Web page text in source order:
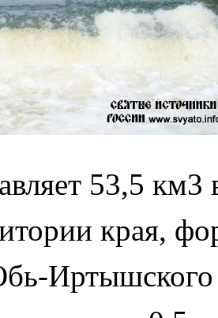
53,5
края,